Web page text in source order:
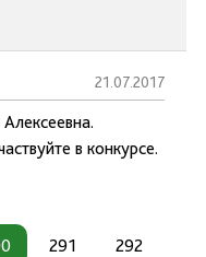
21.07.2017
в конкурсе.
291 292